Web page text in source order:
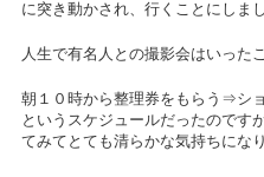
に突き動かされ、行くことにしまし
人生で有名人との撮影会はいった
朝１０時から整理券をもらう⇒
というスケジュールだったのです
てみてとても清らかな気持ちにな